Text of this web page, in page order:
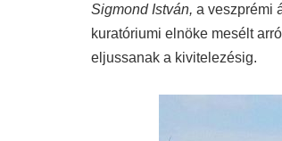
Sigmond István, a veszprémi
kuratóriumi elnöke mesélt
eljussanak a kivitelezésig.